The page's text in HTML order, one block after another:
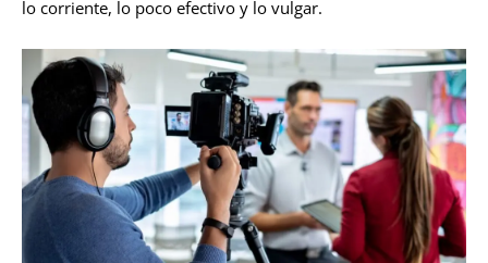
lo corriente, lo poco efectivo y lo vulgar.